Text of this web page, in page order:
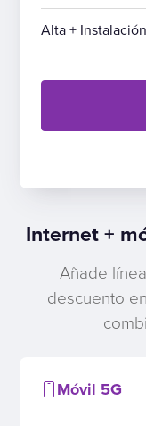
Alta + Instalación
Internet +
Añade
descuento
Móvil 5G